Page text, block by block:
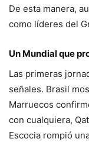
De esta manera,
como líderes del
Un Mundial que
Las primeras
señales. Brasil
Marruecos
con cualquiera,
Escocia rompió